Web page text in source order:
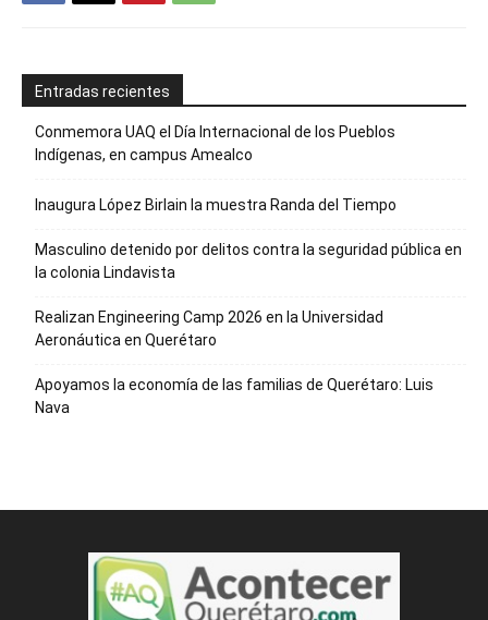
Entradas recientes
Conmemora UAQ el Día Internacional de los Pueblos
Indígenas, en campus Amealco
Inaugura López Birlain la muestra Randa del Tiempo
Masculino detenido por delitos contra la seguridad pública en
la colonia Lindavista
Realizan Engineering Camp 2026 en la Universidad
Aeronáutica en Querétaro
Apoyamos la economía de las familias de Querétaro: Luis
Nava